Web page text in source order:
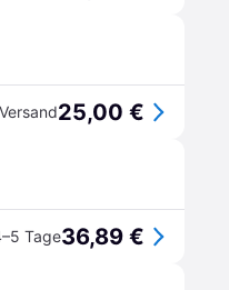
25,00 €
Tage36,89 €